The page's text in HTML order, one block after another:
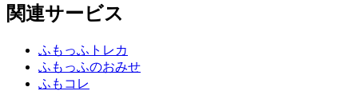
関連サービス
ふもっふトレカ
ふもっふのおみせ
ふもコレ